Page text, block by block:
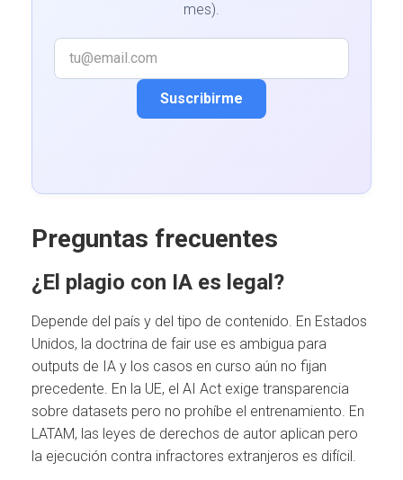
mes).
Suscribirme
Preguntas frecuentes
¿El plagio con IA es legal?
Depende del país y del tipo de contenido. En Estados
Unidos, la doctrina de fair use es ambigua para
outputs de IA y los casos en curso aún no fijan
precedente. En la UE, el AI Act exige transparencia
sobre datasets pero no prohíbe el entrenamiento. En
LATAM, las leyes de derechos de autor aplican pero
la ejecución contra infractores extranjeros es difícil.